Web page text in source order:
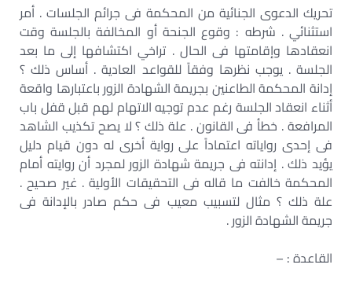
تحريك الدعوى الجنائية من المحكمة فى جرائم الجلسات . أمر
استثنائي . شرطه : وقوع الجنحة أو المخالفة بالجلسة وقت
انعقادها وإقامتها فى الحال . تراخي اكتشافها إلى ما بعد
الجلسة . يوجب نظرها وفقاً للقواعد العادية . أساس ذلك ؟
إدانة المحكمة الطاعنين بجريمة الشهادة الزور باعتبارها واقعة
أثناء انعقاد الجلسة رغم عدم توجيه الاتهام لهم قبل قفل باب
المرافعة . خطأ فى القانون . علة ذلك ؟ لا يصح تكذيب الشاهد
فى إحدى رواياته اعتماداً على رواية أخرى له دون قيام دليل
يؤيد ذلك . إدانته فى جريمة شهادة الزور لمجرد أن روايته أمام
المحكمة خالفت ما قاله فى التحقيقات الأولية . غير صحيح .
علة ذلك ؟ مثال لتسبيب معيب فى حكم صادر بالإدانة فى
جريمة الشهادة الزور .
القاعدة : –